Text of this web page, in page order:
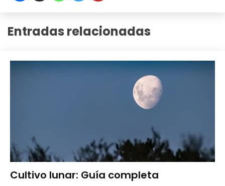
Entradas relacionadas
Huerto
Cultivo lunar: Guía completa